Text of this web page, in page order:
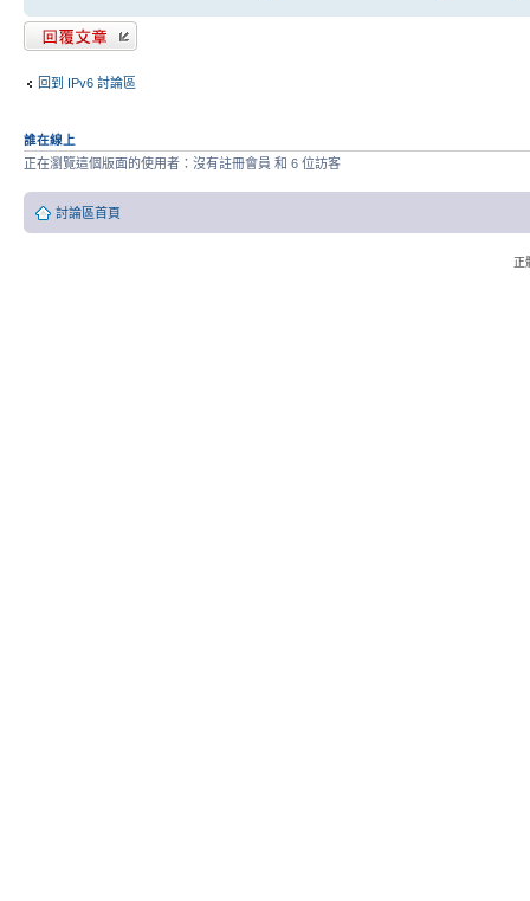
發表回覆
回到 IPv6 討論區
誰在線上
正在瀏覽這個版面的使用者：沒有註冊會員 和 6 位訪客
討論區首頁
正